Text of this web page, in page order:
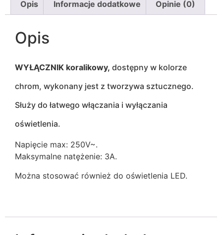
Opis Informacje dodatkowe Opinie (0)
Opis
WYŁĄCZNIK koralikowy, dostępny w kolorze
chrom, wykonany jest z tworzywa sztucznego.
Służy do łatwego włączania i wyłączania
oświetlenia.
Napięcie max: 250V~.
Maksymalne natężenie: 3A.
Można stosować również do oświetlenia LED.